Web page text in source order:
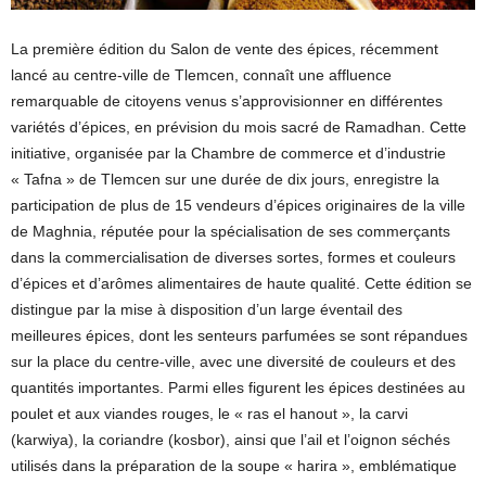
La première édition du Salon de vente des épices, récemment
lancé au centre-ville de Tlemcen, connaît une affluence
remarquable de citoyens venus s’approvisionner en différentes
variétés d’épices, en prévision du mois sacré de Ramadhan. Cette
initiative, organisée par la Chambre de commerce et d’industrie
« Tafna » de Tlemcen sur une durée de dix jours, enregistre la
participation de plus de 15 vendeurs d’épices originaires de la ville
de Maghnia, réputée pour la spécialisation de ses commerçants
dans la commercialisation de diverses sortes, formes et couleurs
d’épices et d’arômes alimentaires de haute qualité. Cette édition se
distingue par la mise à disposition d’un large éventail des
meilleures épices, dont les senteurs parfumées se sont répandues
sur la place du centre-ville, avec une diversité de couleurs et des
quantités importantes. Parmi elles figurent les épices destinées au
poulet et aux viandes rouges, le « ras el hanout », la carvi
(karwiya), la coriandre (kosbor), ainsi que l’ail et l’oignon séchés
utilisés dans la préparation de la soupe « harira », emblématique